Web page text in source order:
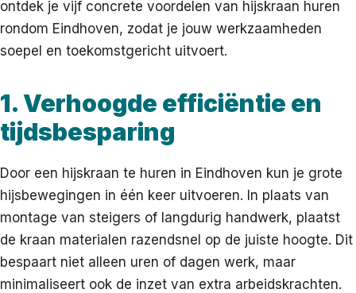
ontdek je vijf concrete voordelen van hijskraan huren
rondom Eindhoven, zodat je jouw werkzaamheden
soepel en toekomstgericht uitvoert.
1. Verhoogde efficiëntie en
tijdsbesparing
Door een hijskraan te huren in Eindhoven kun je grote
hijsbewegingen in één keer uitvoeren. In plaats van
montage van steigers of langdurig handwerk, plaatst
de kraan materialen razendsnel op de juiste hoogte. Dit
bespaart niet alleen uren of dagen werk, maar
minimaliseert ook de inzet van extra arbeidskrachten.